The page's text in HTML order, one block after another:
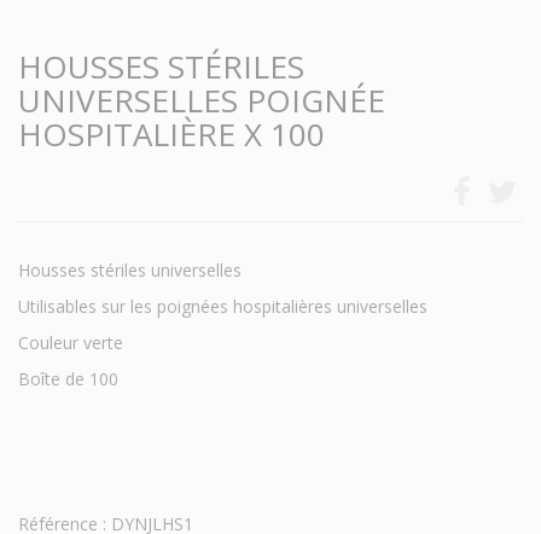
HOUSSES STÉRILES
UNIVERSELLES POIGNÉE
HOSPITALIÈRE X 100
Housses stériles universelles
Utilisables sur les poignées hospitalières universelles
Couleur verte
Boîte de 100
Référence : DYNJLHS1